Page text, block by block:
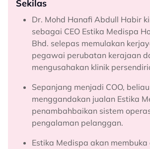
Sekilas
Dr. Mohd Hanafi Abdull Habir
sebagai CEO Estika Medispa
Bhd. selepas memulakan
pegawai perubatan kerajaan
mengusahakan klinik
Sepanjang menjadi COO,
menggandakan jualan Estika
penambahbaikan sistem
pengalaman pelanggan.
Estika Medispa akan